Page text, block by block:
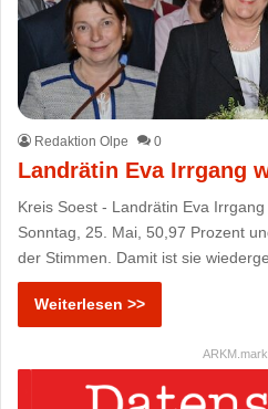
Redaktion Olpe 0
Landrätin Eva Irrgang
Kreis Soest - Landrätin Eva
Sonntag, 25. Mai, 50,97 Prozent
der Stimmen. Damit ist sie
Weiterlesen >>